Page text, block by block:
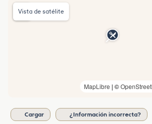
MapLibre | ©
Vista de satélite
Cargar ¿Información incorrecta?